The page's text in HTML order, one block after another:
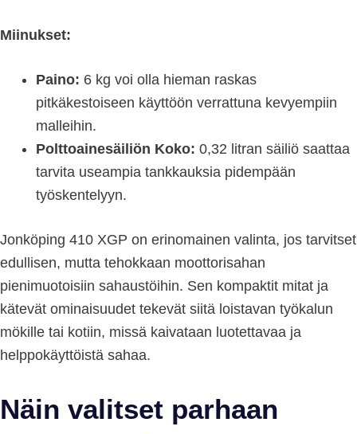
Miinukset:
Paino: 6 kg voi olla hieman raskas
pitkäkestoiseen käyttöön verrattuna kevyempiin
malleihin.
Polttoainesäiliön Koko: 0,32 litran säiliö saattaa
tarvita useampia tankkauksia pidempään
työskentelyyn.
Jonköping 410 XGP on erinomainen valinta, jos tarvitset
edullisen, mutta tehokkaan moottorisahan
pienimuotoisiin sahaustöihin. Sen kompaktit mitat ja
kätevät ominaisuudet tekevät siitä loistavan työkalun
mökille tai kotiin, missä kaivataan luotettavaa ja
helppokäyttöistä sahaa.
Näin valitset parhaan